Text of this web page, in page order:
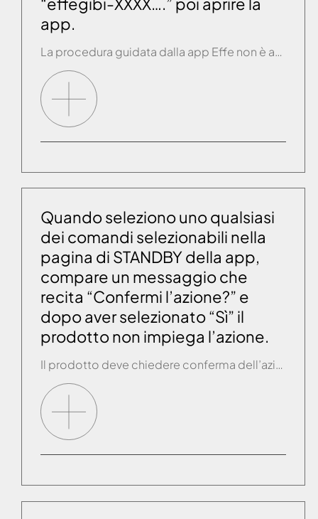
app.
La procedura guidata dalla app Effe non è andata a buon fine. Per questo motivo la app rimanda l’utente alla procedura di collegamento manuale.
Quando seleziono uno qualsiasi
dei comandi selezionabili nella
pagina di STANDBY della app,
compare un messaggio che
recita “Confermi l’azione?” e
dopo aver selezionato “Sì” il
prodotto non impiega l’azione.
Il prodotto deve chiedere conferma dell’azione soltanto quando non si è nei pressi del prodotto, quando cioè lo si sta utilizzando da remoto. Se la app chiede conferma dell’azione anche quando si è nei pressi del prodotto, oppure anche se si è lontani dal prodotto ma una volta selezionato un comando, quel comando non viene […]